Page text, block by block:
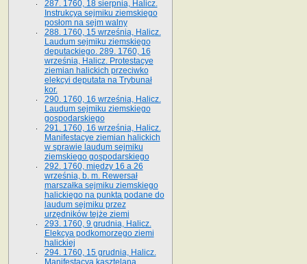
287. 1760, 18 sierpnia, Halicz.
Instrukcya sejmiku ziemskiego
posłom na sejm walny
288. 1760, 15 września, Halicz.
Laudum sejmiku ziemskiego
deputackiego. 289. 1760, 16
września, Halicz. Protestacye
ziemian halickich przeciwko
elekcyi deputata na Trybunał
kor.
290. 1760, 16 września, Halicz.
Laudum sejmiku ziemskiego
gospodarskiego
291. 1760, 16 września, Halicz.
Manifestacye ziemian halickich
w sprawie laudum sejmiku
ziemskiego gospodarskiego
292. 1760, między 16 a 26
września, b. m. Rewersał
marszałka sejmiku ziemskiego
halickiego na punkta podane do
laudum sejmiku przez
urzędników tejże ziemi
293. 1760, 9 grudnia, Halicz.
Elekcya podkomorzego ziemi
halickiej
294. 1760, 15 grudnia, Halicz.
Manifestacya kasztelana